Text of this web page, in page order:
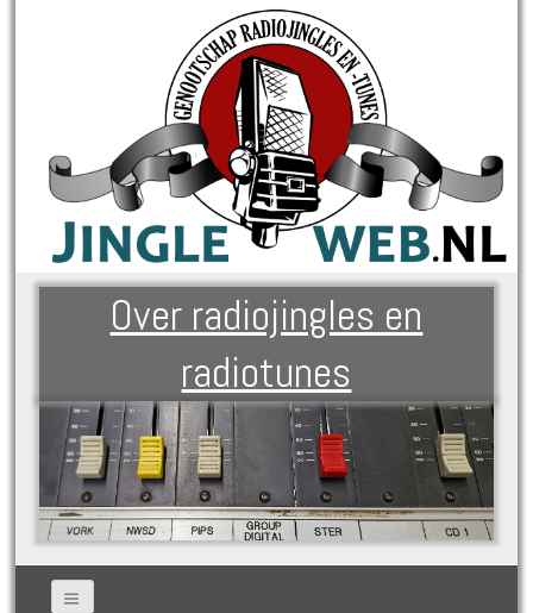
Over radiojingles en
radiotunes